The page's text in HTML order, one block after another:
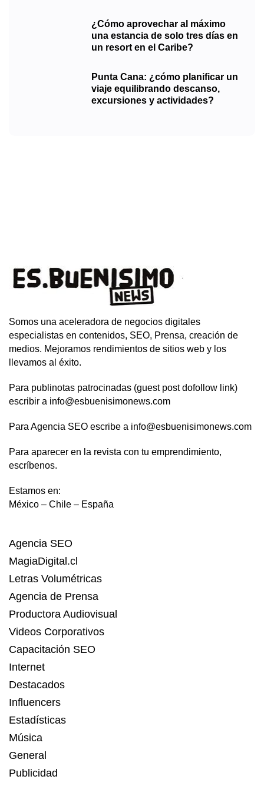
¿Cómo aprovechar al máximo
una estancia de solo tres días en
un resort en el Caribe?
Punta Cana: ¿cómo planificar un
viaje equilibrando descanso,
excursiones y actividades?
Somos una aceleradora de negocios digitales
especialistas en contenidos, SEO, Prensa, creación de
medios. Mejoramos rendimientos de sitios web y los
llevamos al éxito.
Para publinotas patrocinadas (guest post dofollow link)
escribir a info@esbuenisimonews.com
Para Agencia SEO escribe a info@esbuenisimonews.com
Para aparecer en la revista con tu emprendimiento,
escríbenos.
Estamos en:
México – Chile – España
Agencia SEO
MagiaDigital.cl
Letras Volumétricas
Agencia de Prensa
Productora Audiovisual
Videos Corporativos
Capacitación SEO
Internet
Destacados
Influencers
Estadísticas
Música
General
Publicidad